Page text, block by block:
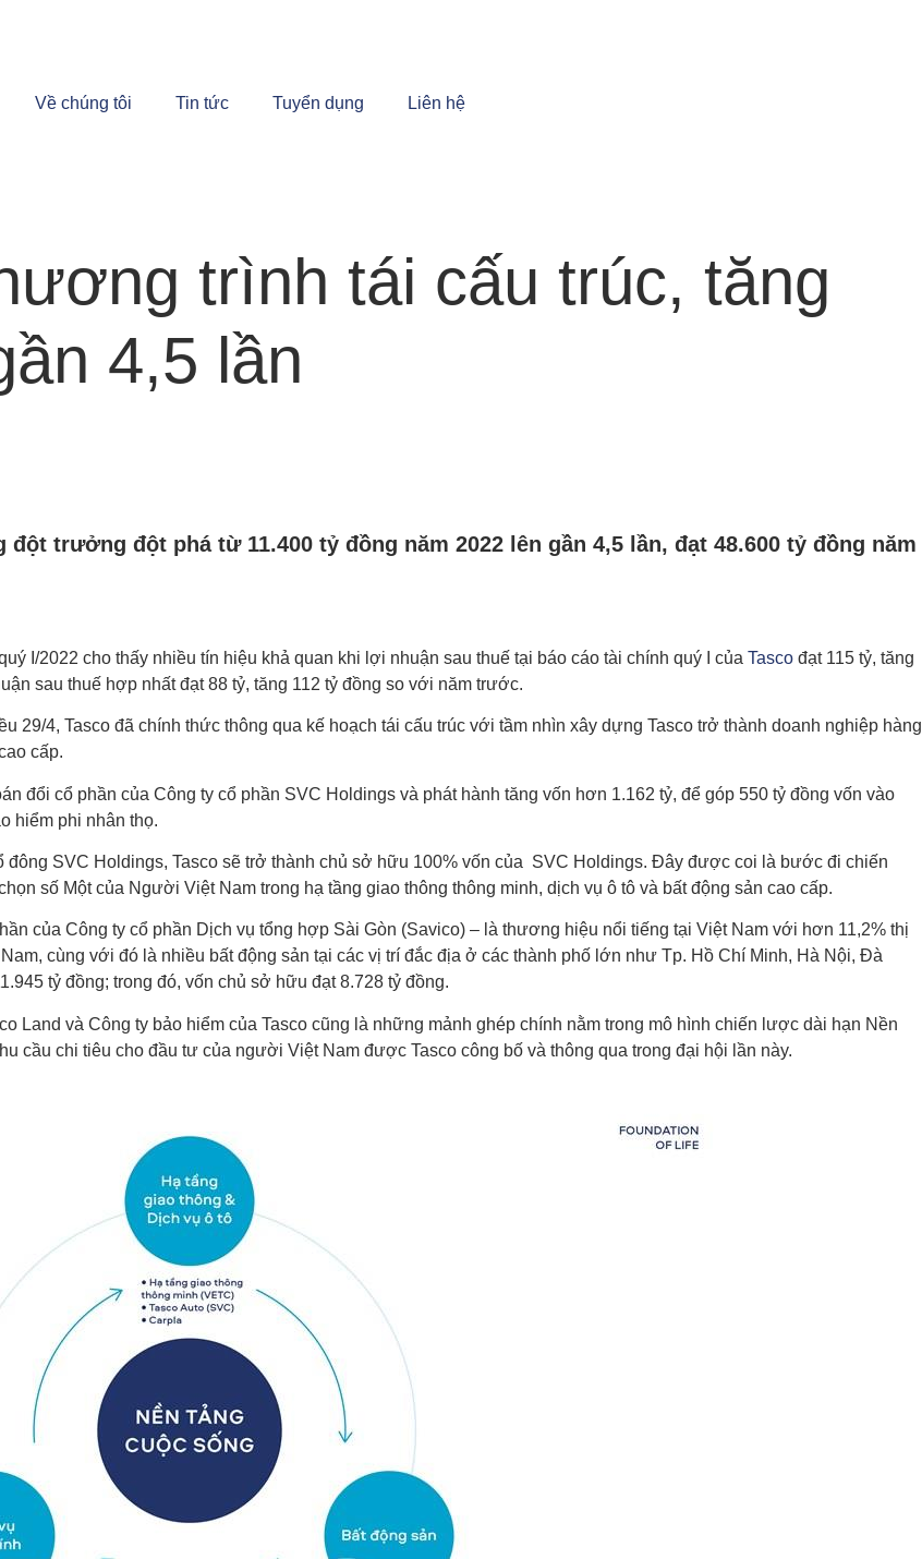
Về chúng tôi Tin tức Tuyển dụng Liên hệ
trình tái cấu trúc, tăng
4,5 lần
trưởng đột phá từ 11.400 tỷ đồng năm 2022 lên gần 4,5 lần, đạt 48.600 tỷ đồng năm
I/2022 cho thấy nhiều tín hiệu khả quan khi lợi nhuận sau thuế tại báo cáo tài chính quý I của Tasco đạt 115 tỷ, tăng
sau thuế hợp nhất đạt 88 tỷ, tăng 112 tỷ đồng so với năm trước.
4, Tasco đã chính thức thông qua kế hoạch tái cấu trúc với tầm nhìn xây dựng Tasco trở thành doanh nghiệp hàng
cấp.
đổi cổ phần của Công ty cổ phần SVC Holdings và phát hành tăng vốn hơn 1.162 tỷ, để góp 550 tỷ đồng vốn vào
hiểm phi nhân thọ.
đông SVC Holdings, Tasco sẽ trở thành chủ sở hữu 100% vốn của SVC Holdings. Đây được coi là bước đi chiến
số Một của Người Việt Nam trong hạ tầng giao thông thông minh, dịch vụ ô tô và bất động sản cao cấp.
của Công ty cổ phần Dịch vụ tổng hợp Sài Gòn (Savico) – là thương hiệu nổi tiếng tại Việt Nam với hơn 11,2% thị
cùng với đó là nhiều bất động sản tại các vị trí đắc địa ở các thành phố lớn như Tp. Hồ Chí Minh, Hà Nội, Đà
tỷ đồng; trong đó, vốn chủ sở hữu đạt 8.728 tỷ đồng.
Land và Công ty bảo hiểm của Tasco cũng là những mảnh ghép chính nằm trong mô hình chiến lược dài hạn Nền
cầu chi tiêu cho đầu tư của người Việt Nam được Tasco công bố và thông qua trong đại hội lần này.